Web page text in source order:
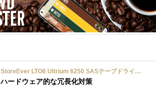
StoreEver LTO6 Ultrium 6250 SASテープドライブ(内蔵型)
ハードウェア的な冗長化対策